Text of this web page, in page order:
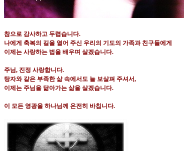
참으로 감사하고 두렵습니다.
나에게 축복의 길을 열어 주신 우리의 기도의 가족과 친구들에게
이제는 사랑하는 법을 배우며 살겠습니다.
주님, 진정 사랑합니다.
탕자와 같은 부족한 삶 속에서도 늘 보살펴 주셔서,
이제는 주님을 닮아가는 삶을 살겠습니다.
이 모든 영광을 하나님께 온전히 바칩니다.